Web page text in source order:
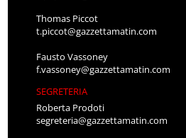
Thomas Piccot
t.piccot@gazzettamatin.com
Fausto Vassoney
f.vassoney@gazzettamatin.com
SEGRETERIA
Roberta Prodoti
segreteria@gazzettamatin.com